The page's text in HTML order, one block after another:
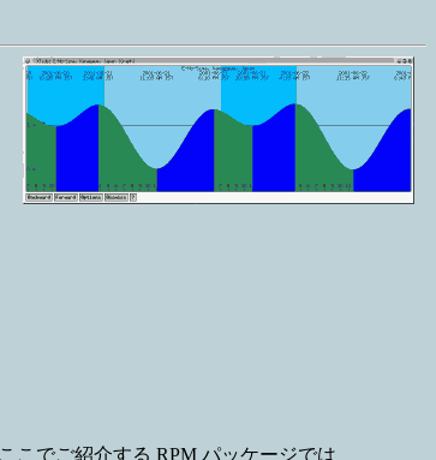
こでご紹介する RPM パッケージでは